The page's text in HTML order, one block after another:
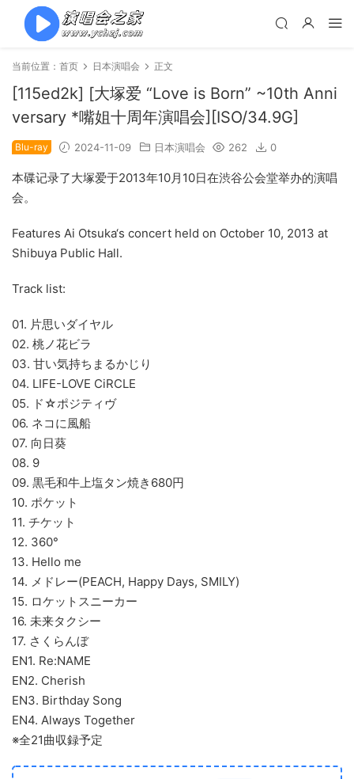
当前位置： 首页 日本演唱会 正文
[115ed2k] [大塚爱 “Love is Born” ~10th Anni
versary *嘴姐十周年演唱会][ISO/34.9G]
Blu-ray 2024-11-09 日本演唱会 262 0
本碟记录了大塚爱于2013年10月10日在渋谷公会堂举办的演唱
会。
Features Ai Otsuka‘s concert held on October 10, 2013 at
Shibuya Public Hall.
Track list:
01. 片思いダイヤル
02. 桃ノ花ビラ
03. 甘い気持ちまるかじり
04. LIFE-LOVE CiRCLE
05. ド☆ポジティヴ
06. ネコに風船
07. 向日葵
08. 9
09. 黒毛和牛上塩タン焼き680円
10. ポケット
11. チケット
12. 360°
13. Hello me
14. メドレー(PEACH, Happy Days, SMILY)
15. ロケットスニーカー
16. 未来タクシー
17. さくらんぼ
EN1. Re:NAME
EN2. Cherish
EN3. Birthday Song
EN4. Always Together
※全21曲収録予定